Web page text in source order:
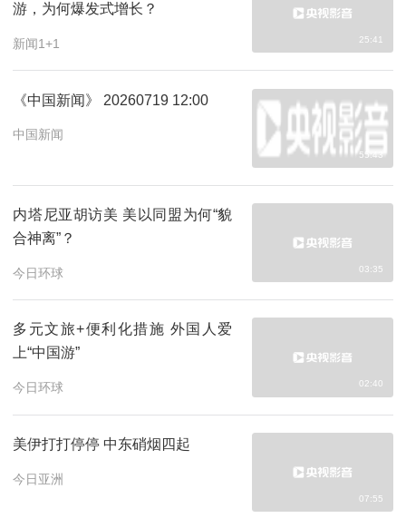
游，为何爆发式增长？
新闻1+1 25:41
《中国新闻》 20260719 12:00
中国新闻
55:43
内塔尼亚胡访美 美以同盟为何“貌
合神离”？
今日环球 03:35
多元文旅+便利化措施 外国人爱
上“中国游”
今日环球 02:40
美伊打打停停 中东硝烟四起
今日亚洲
07:55